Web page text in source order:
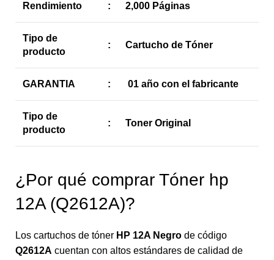
Rendimiento : 2,000 Páginas
Tipo de
producto
: Cartucho de Tóner
GARANTIA : 01 año con el fabricante
Tipo de
producto
: Toner Original
¿Por qué comprar Tóner hp
12A (Q2612A)?
Los cartuchos de tóner HP 12A Negro de código
Q2612A cuentan con altos estándares de calidad de